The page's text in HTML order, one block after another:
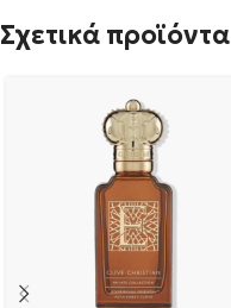
Σχετικά προϊόντα